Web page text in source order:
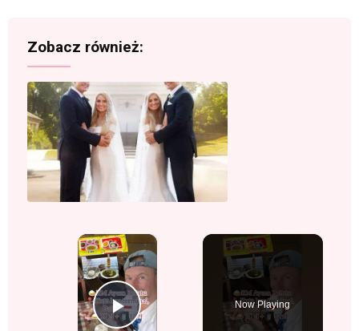
Zobacz również:
×
Now Playing